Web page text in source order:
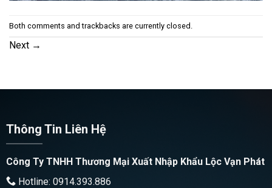
Both comments and trackbacks are currently closed.
Next →
Thông Tin Liên Hệ
Công Ty TNHH Thương Mại Xuất Nhập Khẩu Lộc Vạn Phát
Hotline: 0914.393.886